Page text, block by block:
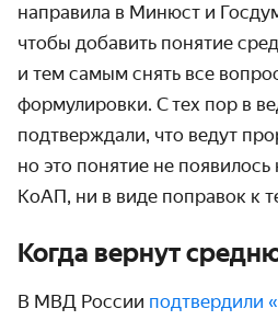
направила в Минюст и
чтобы добавить понятие
и тем самым снять все
формулировки. С тех пор в
подтверждали, что ведут
но это понятие не появилось
КоАП, ни в виде поправок к
Когда вернут
В МВД России подтвердили